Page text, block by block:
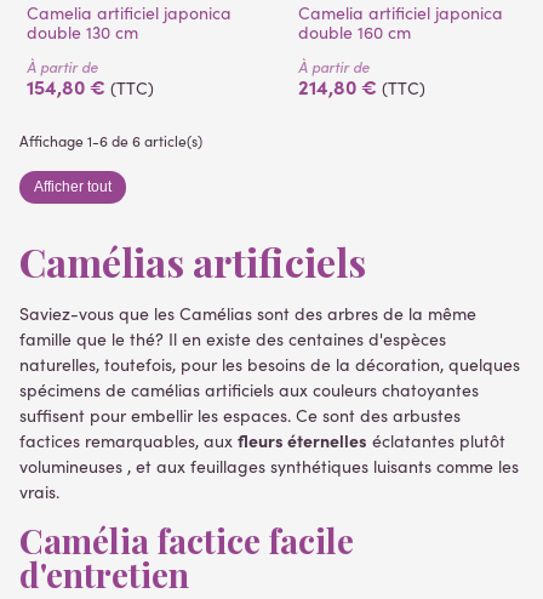
Camelia artificiel japonica
double 130 cm
À partir de
154,80 € (TTC)
Camelia artificiel japonica
double 160 cm
À partir de
214,80 € (TTC)
Affichage 1-6 de 6 article(s)
Afficher tout
Camélias artificiels
Saviez-vous que les Camélias sont des arbres de la même
famille que le thé? Il en existe des centaines d'espèces
naturelles, toutefois, pour les besoins de la décoration, quelques
spécimens de camélias artificiels aux couleurs chatoyantes
suffisent pour embellir les espaces. Ce sont des arbustes
factices remarquables, aux fleurs éternelles éclatantes plutôt
volumineuses , et aux feuillages synthétiques luisants comme les
vrais.
Camélia factice facile
d'entretien